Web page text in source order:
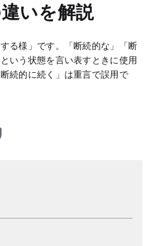
いを解説
る様」です。「断続的な」「断
いう状態を言い表すときに使用
続的に続く」は重言で誤用で